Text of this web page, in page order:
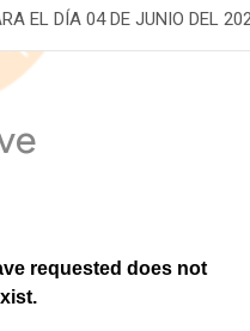
EL DÍA 04 DE JUNIO DEL